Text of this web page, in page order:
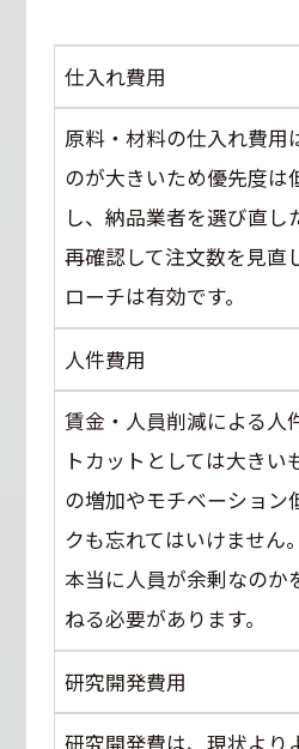
仕入れ費用
原料・材料の仕入れ費用
のが大きいため優先度は
し、納品業者を選び直し
再確認して注文数を見直
ローチは有効です。
人件費用
賃金・人員削減による人
トカットとしては大きい
の増加やモチベーション
クも忘れてはいけません
本当に人員が余剰なのか
ねる必要があります。
研究開発費用